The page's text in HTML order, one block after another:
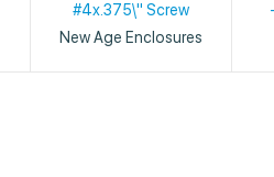
#4x.375\" Screw
New Age Enclosures